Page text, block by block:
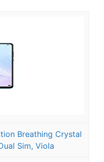
Breathing Crystal
Sim, Viola